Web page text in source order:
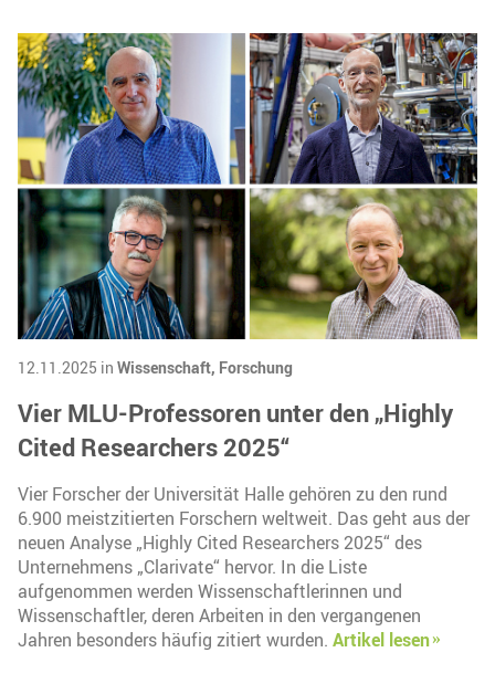
12.11.2025 in Wissenschaft, Forschung
Vier MLU-Professoren unter den „Highly
Cited Researchers 2025“
Vier Forscher der Universität Halle gehören zu den rund
6.900 meistzitierten Forschern weltweit. Das geht aus der
neuen Analyse „Highly Cited Researchers 2025“ des
Unternehmens „Clarivate“ hervor. In die Liste
aufgenommen werden Wissenschaftlerinnen und
Wissenschaftler, deren Arbeiten in den vergangenen
Jahren besonders häufig zitiert wurden. Artikel lesen